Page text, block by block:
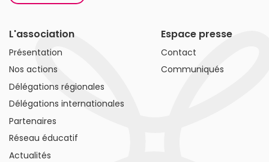
L'association
Présentation
Nos actions
Délégations régionales
Délégations internationales
Partenaires
Réseau éducatif
Actualités
Espace presse
Contact
Communiqués